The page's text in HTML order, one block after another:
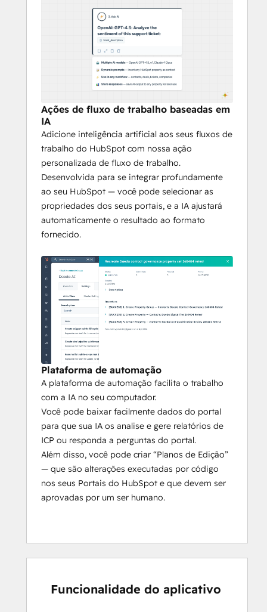
Permissões de leitura granulares
exponha à Daeda AI (e, portanto, ao
seu LLM) apenas o que você deseja,
desde escopos completos de objetos
até registros individuais; o modelo
de permissão é o mais avançado do
mercado.
Com esses recursos, você pode fazer
perguntas com segurança, implementar
mudanças abrangentes e até mesmo
automatizar processos usando IA — com a
certeza de que seu Claude, Codex ou outro
modelo não pode ler informações fora do
sistema de permissões nem alterar
diretamente o HubSpot sem aprovação
humana.
Ações de fluxo de trabalho baseadas em
IA
Adicione inteligência artificial aos seus fluxos de
trabalho do HubSpot com nossa ação
personalizada de fluxo de trabalho.
Desenvolvida para se integrar profundamente
ao seu HubSpot — você pode selecionar as
propriedades dos seus portais, e a IA ajustará
automaticamente o resultado ao formato
fornecido.
Plataforma de automação
A plataforma de automação facilita o trabalho
com a IA no seu computador.
Você pode baixar facilmente dados do portal
para que sua IA os analise e gere relatórios de
ICP ou responda a perguntas do portal.
Além disso, você pode criar “Planos de Edição”
— que são alterações executadas por código
nos seus Portais do HubSpot e que devem ser
aprovadas por um ser humano.
Funcionalidade do aplicativo